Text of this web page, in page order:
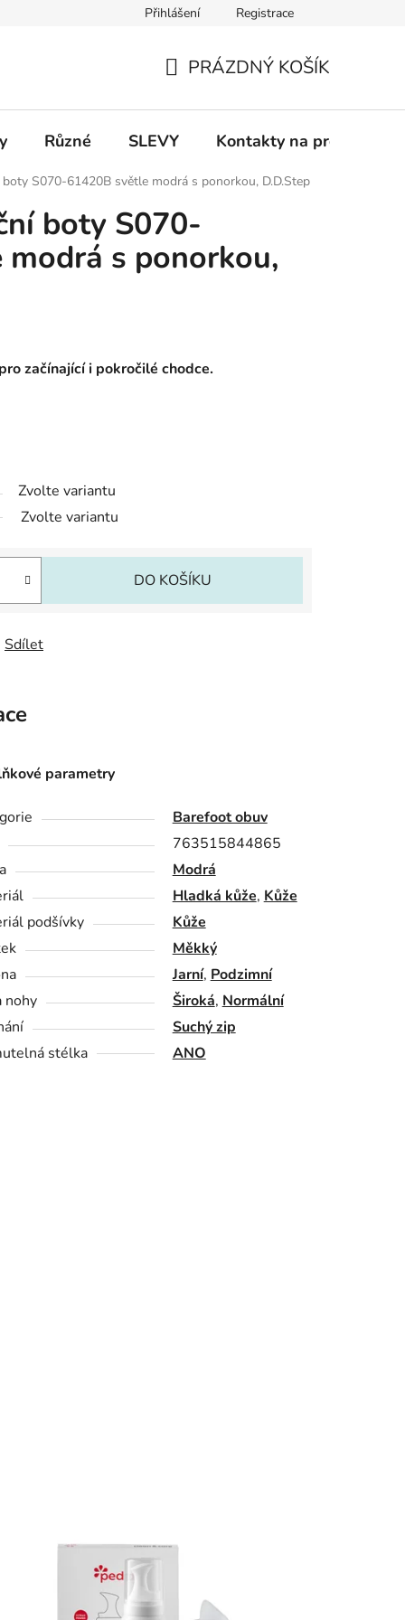
Informace k on-line platbám Odstoupení od
Přihlášení Registrace
KOŠÍK
PRÁZDNÝ KOŠÍK
Různé SLEVY Kontakty na prodejny
S070-61420B světle modrá s ponorkou, D.D.Step
boty S070-
s ponorkou,
začínající i pokročilé chodce.
Zvolte variantu
Zvolte variantu
DO KOŠÍKU
Sdílet
parametry
Barefoot obuv
763515844865
Modrá
Hladká kůže, Kůže
podšívky
Kůže
Měkký
Jarní, Podzimní
nohy
Široká, Normální
Suchý zip
stélka
ANO